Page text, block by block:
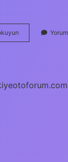
Antikacı
Dükkanı